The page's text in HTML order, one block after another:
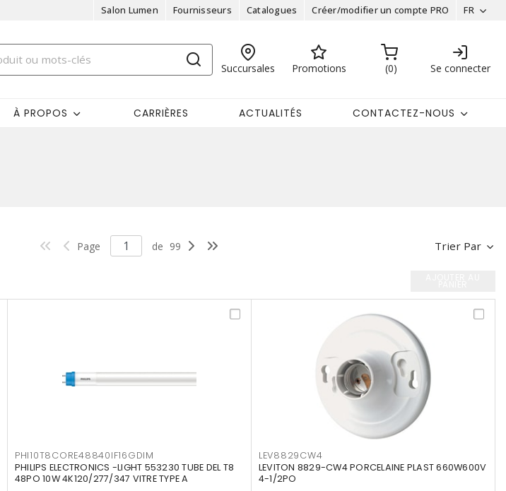
Salon Lumen Fournisseurs Catalogues Créer/modifier un compte PRO FR
Succursales Promotions 0 Se connecter
À PROPOS CARRIÈRES ACTUALITÉS CONTACTEZ-NOUS
Trier Par
Page de 99
PHI10T8CORE48840IF16GDIM
PHILIPS ELECTRONICS -LIGHT 553230 TUBE DEL T8
48PO 10W 4K120/277/347 VITRE TYPE A
LEV8829CW4
LEVITON 8829-CW4 PORCELAINE PLAST 660W600V
4-1/2PO